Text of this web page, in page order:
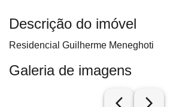
Descrição do imóvel
Residencial Guilherme Meneghoti
Galeria de imagens
arrow_back_ios_new arrow_forward_ios